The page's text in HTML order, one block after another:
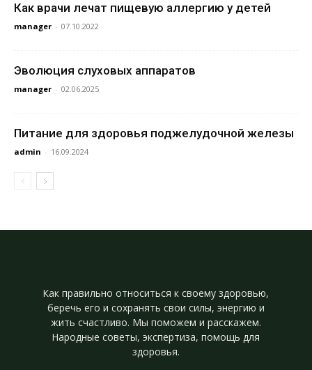
Как врачи лечат пищевую аллергию у детей
manager - 07.10.2022
Эволюция слуховых аппаратов
manager - 02.06.2025
Питание для здоровья поджелудочной железы
admin - 16.09.2024
Как правильно относиться к своему здоровью,
беречь его и сохранять свои силы, энергию и
жить счастливо. Мы поможем и расскажем.
Народные советы, экспертиза, помощь для
здоровья.